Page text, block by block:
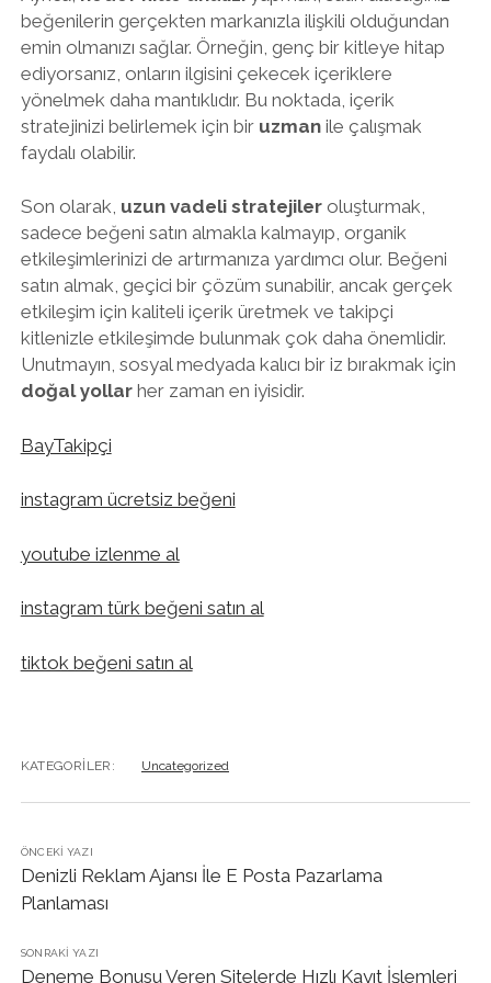
beğenilerin gerçekten markanızla ilişkili olduğundan
emin olmanızı sağlar. Örneğin, genç bir kitleye hitap
ediyorsanız, onların ilgisini çekecek içeriklere
yönelmek daha mantıklıdır. Bu noktada, içerik
stratejinizi belirlemek için bir uzmanile çalışmak
faydalı olabilir.
Son olarak, uzun vadeli stratejileroluşturmak,
sadece beğeni satın almakla kalmayıp, organik
etkileşimlerinizi de artırmanıza yardımcı olur. Beğeni
satın almak, geçici bir çözüm sunabilir, ancak gerçek
etkileşim için kaliteli içerik üretmek ve takipçi
kitlenizle etkileşimde bulunmak çok daha önemlidir.
Unutmayın, sosyal medyada kalıcı bir iz bırakmak için
doğal yollarher zaman en iyisidir.
BayTakipçi
instagram ücretsiz beğeni
youtube izlenme al
instagram türk beğeni satın al
tiktok beğeni satın al
KATEGORILER: Uncategorized
ÖNCEKI YAZI
Denizli Reklam Ajansı İle E Posta Pazarlama
Planlaması
SONRAKI YAZI
Deneme Bonusu Veren Sitelerde Hızlı Kayıt İşlemleri